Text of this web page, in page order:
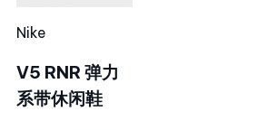
Nike
V5 RNR 弹力
系带休闲鞋